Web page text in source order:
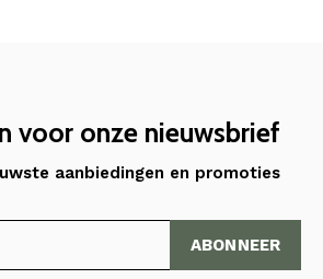
voor onze nieuwsbrief
aanbiedingen en promoties
ABONNEER